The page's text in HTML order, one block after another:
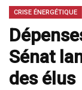
CRISE ÉNERGÉTIQUE
Sénat
des élus